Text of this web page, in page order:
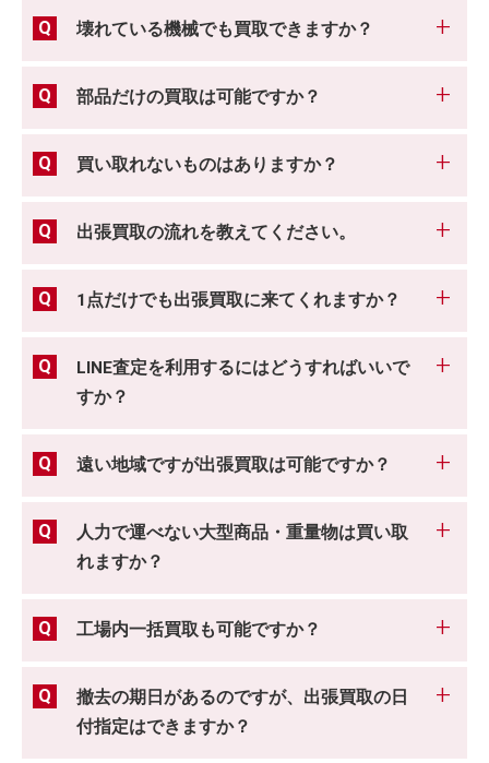
壊れている機械でも買取できますか？
部品だけの買取は可能ですか？
買い取れないものはありますか？
出張買取の流れを教えてください。
1点だけでも出張買取に来てくれますか？
LINE査定を利用するにはどうすればいいで
すか？
遠い地域ですが出張買取は可能ですか？
人力で運べない大型商品・重量物は買い取
れますか？
工場内一括買取も可能ですか？
撤去の期日があるのですが、出張買取の日
付指定はできますか？